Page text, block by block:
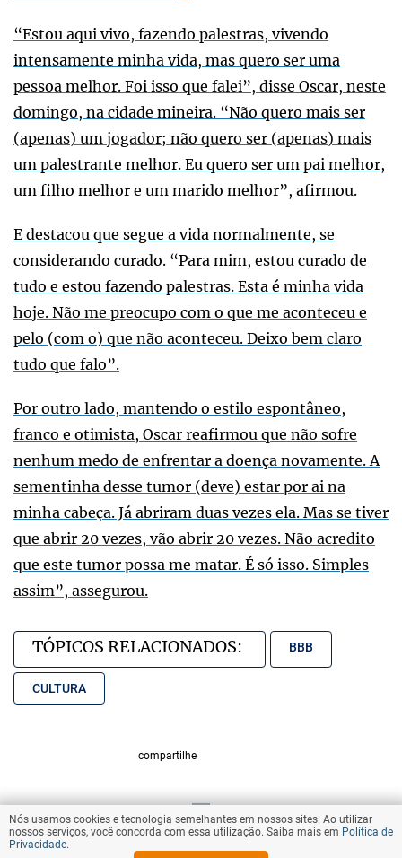
“Estou aqui vivo, fazendo palestras, vivendo
intensamente minha vida, mas quero ser uma
pessoa melhor. Foi isso que falei”, disse Oscar, neste
domingo, na cidade mineira. “Não quero mais ser
(apenas) um jogador; não quero ser (apenas) mais
um palestrante melhor. Eu quero ser um pai melhor,
um filho melhor e um marido melhor”, afirmou.
E destacou que segue a vida normalmente, se
considerando curado. “Para mim, estou curado de
tudo e estou fazendo palestras. Esta é minha vida
hoje. Não me preocupo com o que me aconteceu e
pelo (com o) que não aconteceu. Deixo bem claro
tudo que falo”.
Por outro lado, mantendo o estilo espontâneo,
franco e otimista, Oscar reafirmou que não sofre
nenhum medo de enfrentar a doença novamente. A
sementinha desse tumor (deve) estar por ai na
minha cabeça. Já abriram duas vezes ela. Mas se tiver
que abrir 20 vezes, vão abrir 20 vezes. Não acredito
que este tumor possa me matar. É só isso. Simples
assim”, assegurou.
TÓPICOS RELACIONADOS: BBB
CULTURA
compartilhe
VOLTAR AO TOPO
Nós usamos cookies e tecnologia semelhantes em nossos sites. Ao utilizar
nossos serviços, você concorda com essa utilização. Saiba mais em Política de
Privacidade.